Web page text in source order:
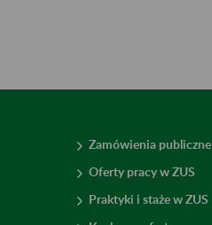
Zamówienia publiczne
Oferty pracy w ZUS
Praktyki i staże w ZUS